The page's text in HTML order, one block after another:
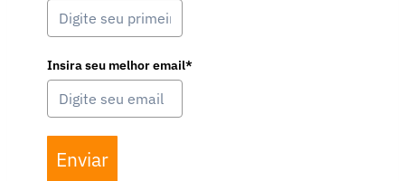
Insira seu melhor email*
Enviar